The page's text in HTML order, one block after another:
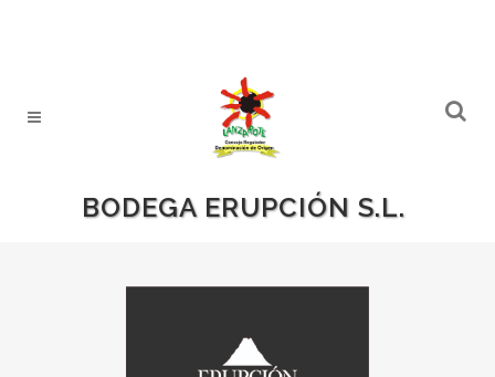
BODEGA ERUPCIÓN S.L.